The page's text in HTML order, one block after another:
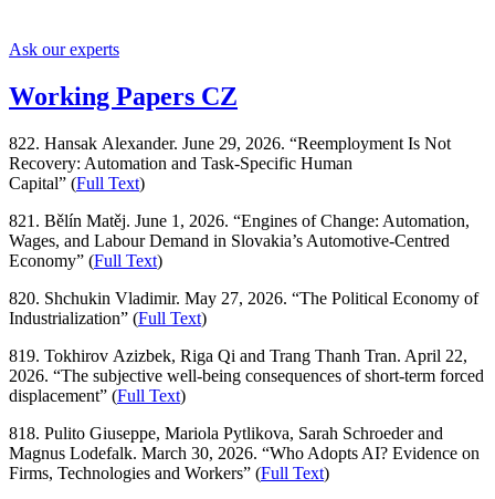
Ask our experts
Working Papers CZ
822. Hansak Alexander. June 29, 2026. “Reemployment Is Not
Recovery: Automation and Task-Specific Human
Capital” (Full Text)
821. Bělín Matěj. June 1, 2026. “Engines of Change: Automation,
Wages, and Labour Demand in Slovakia’s Automotive-Centred
Economy” (Full Text)
820. Shchukin Vladimir. May 27, 2026. “The Political Economy of
Industrialization” (Full Text)
819. Tokhirov Azizbek, Riga Qi and Trang Thanh Tran. April 22,
2026. “The subjective well-being consequences of short-term forced
displacement” (Full Text)
818. Pulito Giuseppe, Mariola Pytlikova, Sarah Schroeder and
Magnus Lodefalk. March 30, 2026. “Who Adopts AI? Evidence on
Firms, Technologies and Workers” (Full Text)